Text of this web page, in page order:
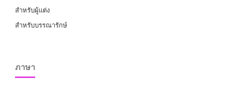
สำหรับผู้แต่ง
สำหรับบรรณารักษ์
ภาษา